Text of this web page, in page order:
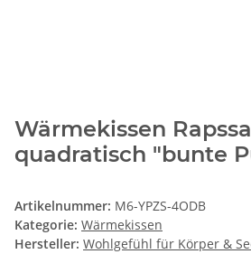
Wärmekissen
quadratisch "bunte
Artikelnummer: M6-YPZS-4ODB
Kategorie: Wärmekissen
Hersteller: Wohlgefühl für Körper &